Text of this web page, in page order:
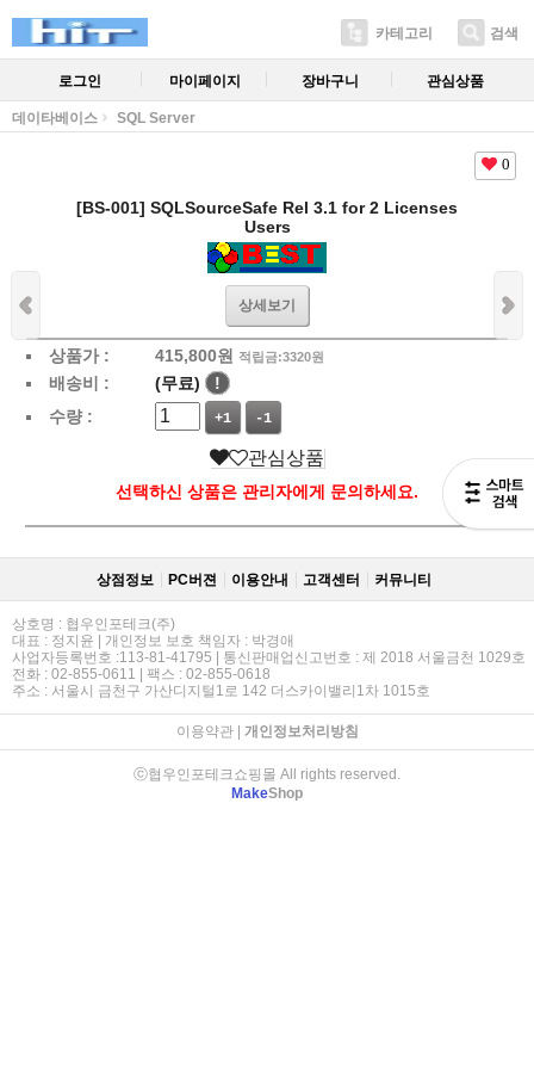
카테고리 검색
로그인 마이페이지 장바구니 관심상품
데이타베이스 SQL Server
0
[BS-001] SQLSourceSafe Rel 3.1 for 2 Licenses
Users
상세보기
상품가 : 415,800원 적립금:3320원
배송비 : (무료)
!
수량 :
+1 -1
관심상품
선택하신 상품은 관리자에게 문의하세요.
상점정보 PC버젼 이용안내 고객센터 커뮤니티
상호명 : 협우인포테크(주)
대표 : 정지윤 | 개인정보 보호 책임자 : 박경애
사업자등록번호 :113-81-41795 | 통신판매업신고번호 : 제 2018 서울금천 1029호
전화 : 02-855-0611 | 팩스 : 02-855-0618
주소 : 서울시 금천구 가산디지털1로 142 더스카이밸리1차 1015호
이용약관| 개인정보처리방침
ⓒ협우인포테크쇼핑몰 All rights reserved.
MakeShop